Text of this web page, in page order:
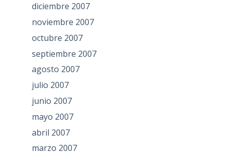
diciembre 2007
noviembre 2007
octubre 2007
septiembre 2007
agosto 2007
julio 2007
junio 2007
mayo 2007
abril 2007
marzo 2007